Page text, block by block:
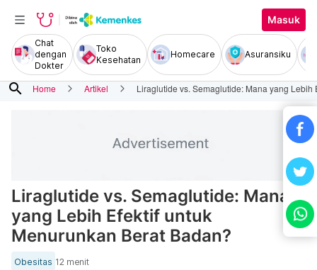
Masuk
Chat
dengan
Dokter
Toko
Kesehatan
Homecare Asuransiku
search Home Artikel Liraglutide vs. Semaglutide: Mana yang
Liraglutide vs. Semaglutide: Mana
yang Lebih Efektif untuk
Menurunkan Berat Badan?
Obesitas 12 menit